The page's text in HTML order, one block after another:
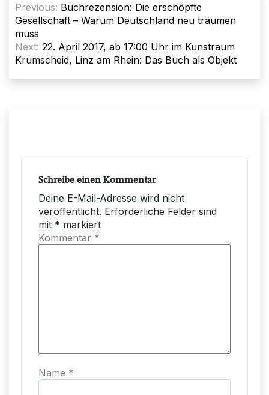
Previous: Buchrezension: Die erschöpfte
Gesellschaft – Warum Deutschland neu träumen
muss
Next: 22. April 2017, ab 17:00 Uhr im Kunstraum
Krumscheid, Linz am Rhein: Das Buch als Objekt
Schreibe einen Kommentar
Deine E-Mail-Adresse wird nicht
veröffentlicht. Erforderliche Felder sind
mit * markiert
Kommentar *
Name *